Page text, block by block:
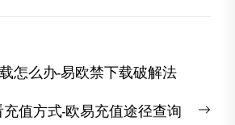
怎么办-易欧禁下载破解法
值方式-欧易充值途径查询